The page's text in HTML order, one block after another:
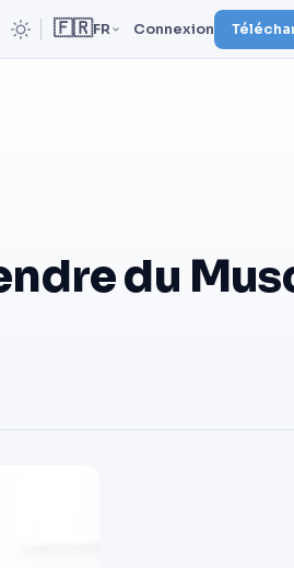
🇫🇷FR Connexion
du